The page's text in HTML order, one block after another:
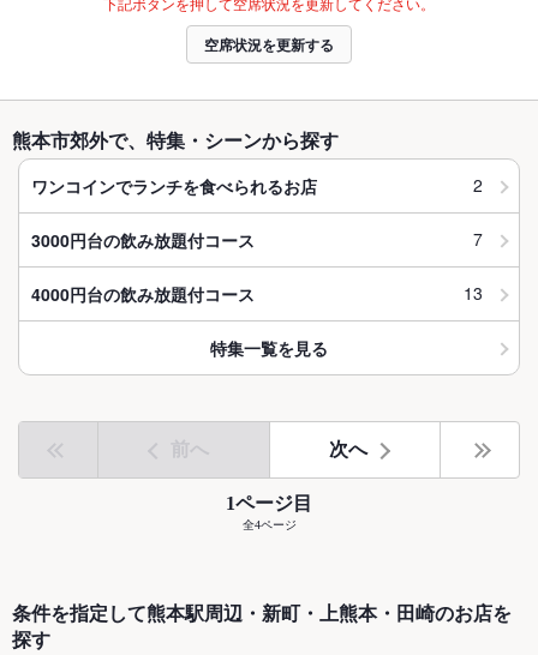
空席状況を更新する
熊本市郊外で、特集・シーンから探す
ワンコインでランチを食べられるお店 2
3000円台の飲み放題付コース 7
4000円台の飲み放題付コース 13
特集一覧を見る
前へ 次へ
1ページ目
全4ページ
条件を指定して熊本駅周辺・新町・上熊本・田崎のお店を
探す